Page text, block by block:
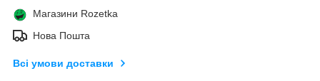
Магазини Rozetka
Нова Пошта
Всі умови доставки